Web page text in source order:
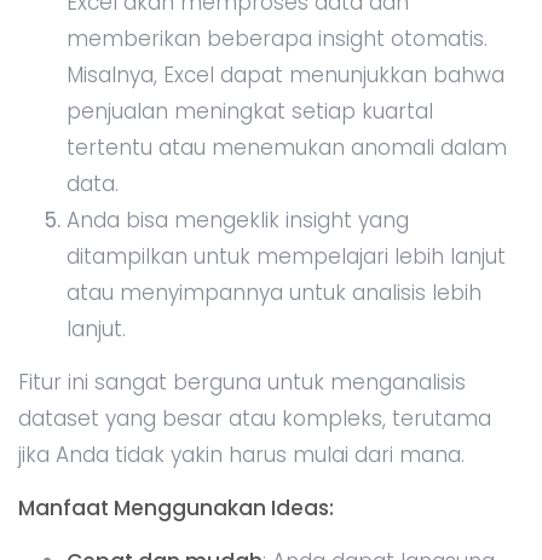
lanjut.
Fitur ini sangat berguna untuk menganalisis
dataset yang besar atau kompleks, terutama
jika Anda tidak yakin harus mulai dari mana.
Manfaat Menggunakan Ideas:
Cepat dan mudah: Anda dapat langsung
mendapatkan insight tanpa harus
membuat perhitungan atau analisis
Menghemat waktu : Ideas mempermudah
analisis data dalam hitungan detik,
memungkinkan Anda fokus pada
pengambilan keputusan berdasarkan data,